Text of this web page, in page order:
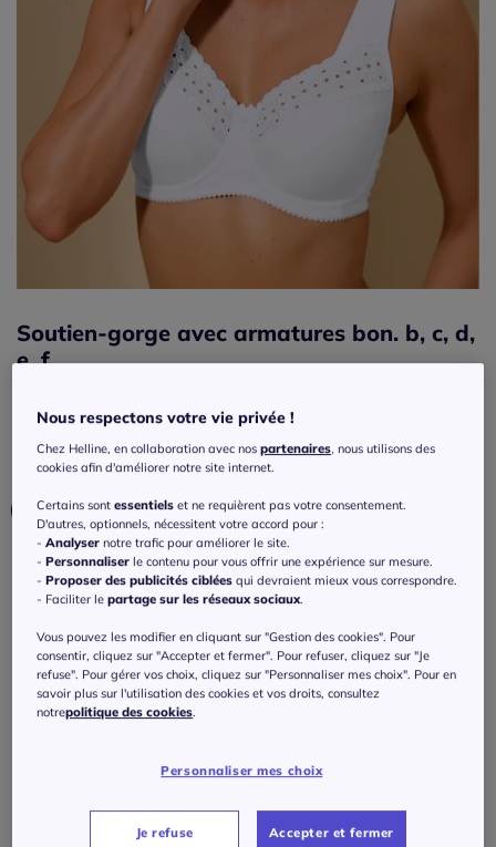
Soutien-gorge avec armatures bon. b, c, d,
e, f
Couleur :blanc
Choisir une couleur :
Bonnet :
B
B
Taille :
Veuillez sélectionner une taille
En stock
Nous respectons votre vie privée !
Chez Helline, en collaboration avec nospartenaires, nous utilisons des
cookies afin d'améliorer notre site internet.
Certains sontessentiels et ne requièrent pas votre consentement.
D'autres, optionnels, nécessitent votre accord pour :
-Analyser notre trafic pour améliorer le site.
-Personnaliser le contenu pour vous offrir une expérience sur mesure.
-Proposer des publicités ciblées qui devraient mieux vous correspondre.
- Faciliter lepartage sur les réseaux sociaux.
Vous pouvez les modifier en cliquant sur "Gestion des cookies". Pour
consentir, cliquez sur "Accepter et fermer". Pour refuser, cliquez sur "Je
refuse". Pour gérer vos choix, cliquez sur "Personnaliser mes choix". Pour en
savoir plus sur l'utilisation des cookies et vos droits, consultez
notrepolitique des cookies.
Personnaliser mes choix
Je refuse Accepter et fermer